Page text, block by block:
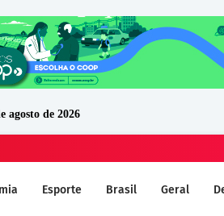
agosto de 2026
Esporte Brasil Geral